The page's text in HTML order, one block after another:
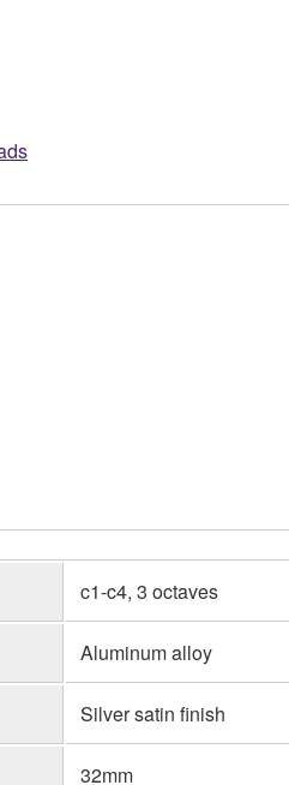
c1-c4, 3 octaves
Aluminum alloy
Silver satin finish
32mm